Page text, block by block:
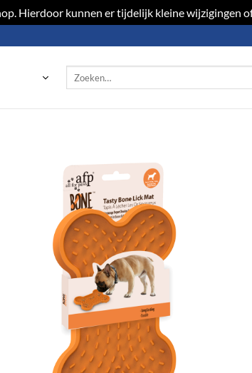
Hierdoor kunnen er tijdelijk kleine wijzigingen